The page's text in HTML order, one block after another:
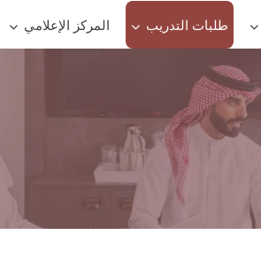
طلبات التدريب المركز الإعلامي